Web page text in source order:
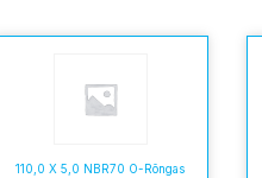
110,0 X 5,0 NBR70 O-Rõngas